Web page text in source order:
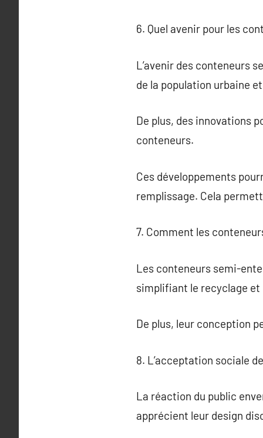
6. Quel avenir pour les
L’avenir des conteneurs
de la population urbaine
De plus, des innovations
conteneurs.
Ces développements
remplissage. Cela
7. Comment les
Les conteneurs semi-
simplifiant le recyclage
De plus, leur conception
8. L’acceptation sociale
La réaction du public
apprécient leur design